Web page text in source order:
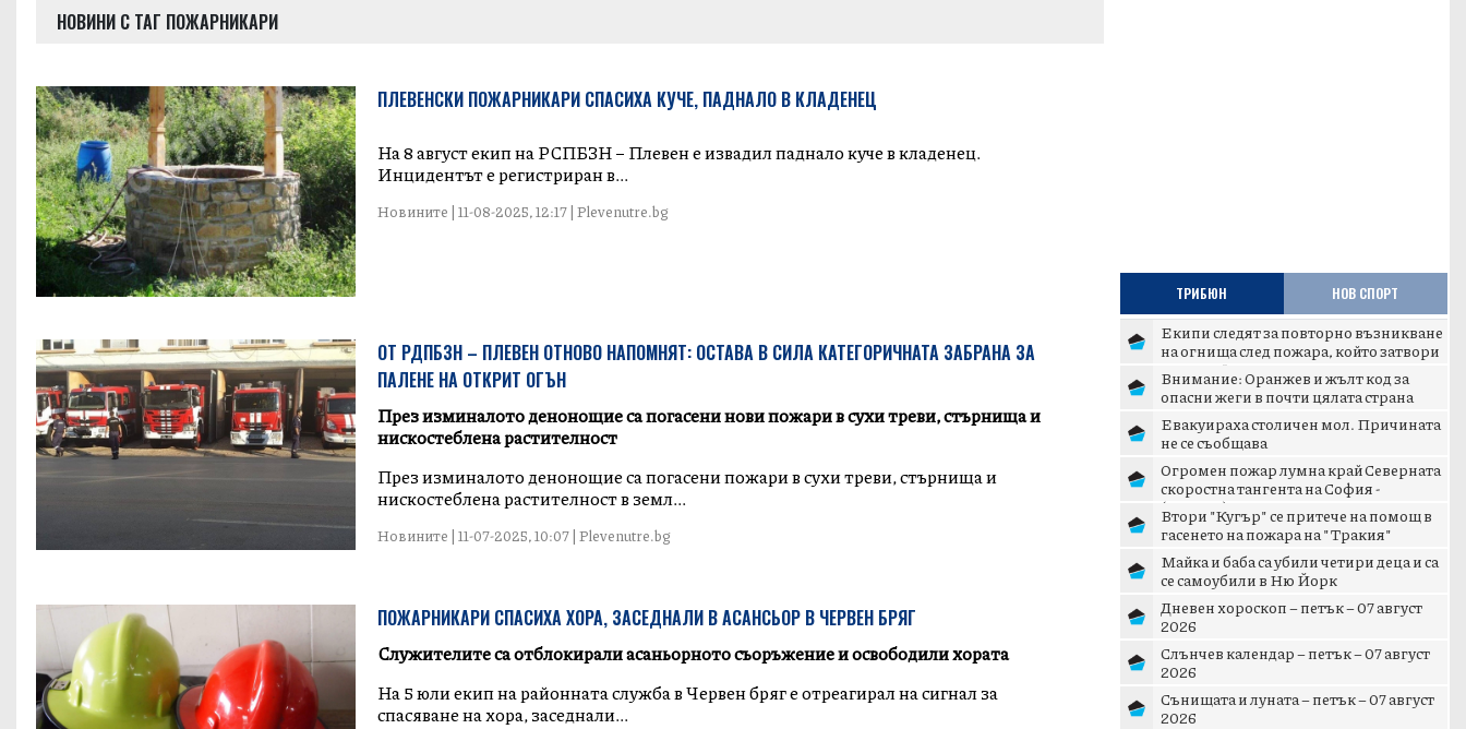
НОВИНИ С ТАГ ПОЖАРНИКАРИ
ПЛЕВЕНСКИ ПОЖАРНИКАРИ СПАСИХА КУЧЕ, ПАДНАЛО В КЛАДЕНЕЦ
На 8 август екип на РСПБЗН – Плевен е извадил паднало куче в кладенец.
Инцидентът е регистриран в...
Новините | 11-08-2025, 12:17 | Plevenutre.bg
ОТ РДПБЗН – ПЛЕВЕН ОТНОВО НАПОМНЯТ: ОСТАВА В СИЛА КАТЕГОРИЧНАТА ЗАБРАНА ЗА
ПАЛЕНЕ НА ОТКРИТ ОГЪН
През изминалото денонощие са погасени нови пожари в сухи треви, стърнища и
нискостеблена растителност
През изминалото денонощие са погасени пожари в сухи треви, стърнища и
нискостеблена растителност в земл...
Новините | 11-07-2025, 10:07 | Plevenutre.bg
ПОЖАРНИКАРИ СПАСИХА ХОРА, ЗАСЕДНАЛИ В АСАНСЬОР В ЧЕРВЕН БРЯГ
Служителите са отблокирали асаньорното съоръжение и освободили хората
На 5 юли екип на районната служба в Червен бряг е отреагирал на сигнал за
спасяване на хора, заседнали...
ТРИБЮН НОВ СПОРТ
Екипи следят за повторно възникване
на огнища след пожара, който затвори
„Тракия“
Внимание: Оранжев и жълт код за
опасни жеги в почти цялата страна
Евакуираха столичен мол. Причината
не се съобщава
Огромен пожар лумна край Северната
скоростна тангента на София -
(ВИДЕО)
Втори "Кугър" се притече на помощ в
гасенето на пожара на "Тракия"
Майка и баба са убили четири деца и са
се самоубили в Ню Йорк
Дневен хороскоп – петък – 07 август
2026
Слънчев календар – петък – 07 август
2026
Сънищата и луната – петък – 07 август
2026